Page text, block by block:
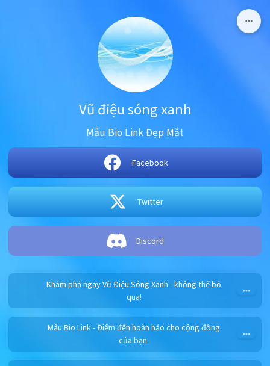
Vũ điệu sóng xanh
Mẫu Bio Link Đẹp Mắt
Facebook
Twitter
Discord
Khám phá ngay Vũ Điệu Sóng Xanh - không thể bỏ
qua!
Mẫu Bio Link - Điểm đến hoàn hảo cho cộng đồng
của bạn.